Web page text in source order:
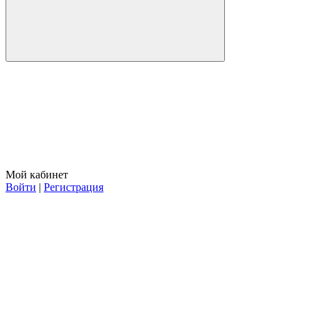
Мой кабинет
Войти | Регистрация